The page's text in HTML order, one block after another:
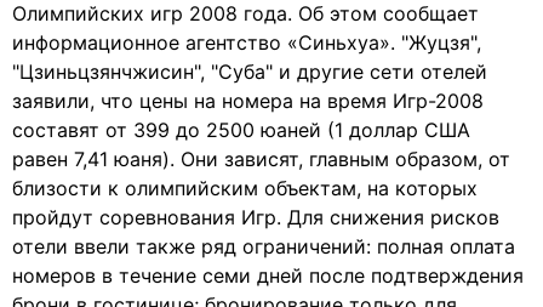
Олимпийских игр 2008 года. Об этом сообщает
информационное агентство «Синьхуа». "Жуцзя",
"Цзиньцзянчжисин", "Суба" и другие сети отелей
заявили, что цены на номера на время Игр-2008
составят от 399 до 2500 юаней (1 доллар США
равен 7,41 юаня). Они зависят, главным образом, от
близости к олимпийским объектам, на которых
пройдут соревнования Игр. Для снижения рисков
отели ввели также ряд ограничений: полная оплата
номеров в течение семи дней после подтверждения